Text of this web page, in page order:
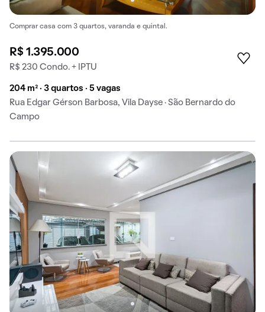
Comprar casa com 3 quartos, varanda e quintal.
R$ 1.395.000
R$ 230 Condo. + IPTU
204 m² · 3 quartos · 5 vagas
Rua Edgar Gérson Barbosa, Vila Dayse · São Bernardo do
Campo